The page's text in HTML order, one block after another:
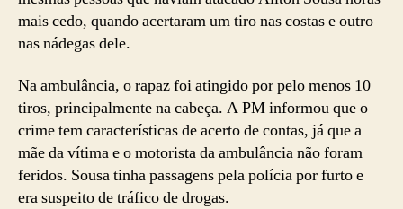
mais cedo, quando acertaram um tiro nas costas e outro
nas nádegas dele.
Na ambulância, o rapaz foi atingido por pelo menos 10
tiros, principalmente na cabeça. A PM informou que o
crime tem características de acerto de contas, já que a
mãe da vítima e o motorista da ambulância não foram
feridos. Sousa tinha passagens pela polícia por furto e
era suspeito de tráfico de drogas.